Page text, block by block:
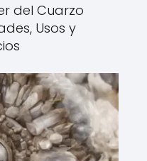
del Cuarzo
Usos y